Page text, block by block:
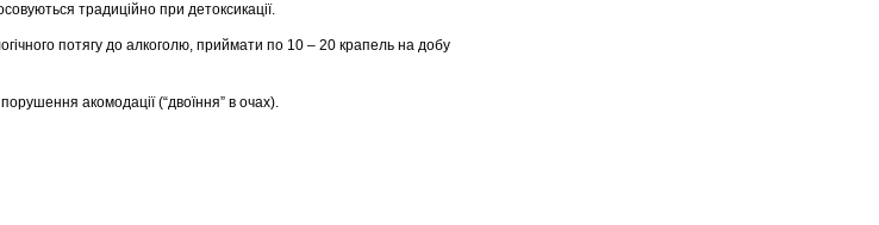
традиційно при детоксикації.
потягу до алкоголю, приймати по 10 – 20 крапель на добу
акомодації (“двоїння” в очах).